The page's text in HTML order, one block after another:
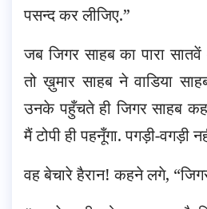
पसन्द कर लीजिए.”
जब जिगर साहब का पारा
तो ख़ुमार साहब ने वाडिया
उनके पहुँचते ही जिगर साहब
मैं टोपी ही पहनूँगा. पगड़ी-वगड़ी
वह बेचारे हैरान! कहने लगे,